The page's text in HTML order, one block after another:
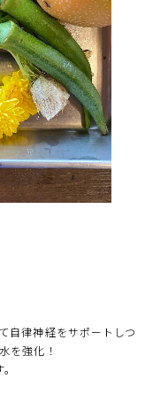
自律神経をサポートしつ
を強化！